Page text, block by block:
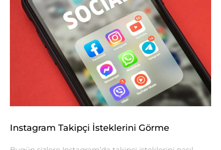
Instagram Takipçi İsteklerini Görme